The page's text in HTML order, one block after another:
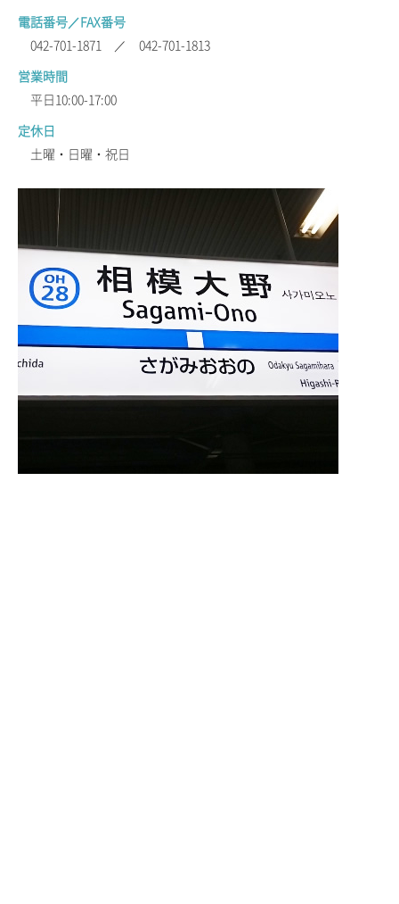
電話番号／FAX番号
042-701-1871 ／ 042-701-1813
営業時間
平日10:00-17:00
定休日
土曜・日曜・祝日